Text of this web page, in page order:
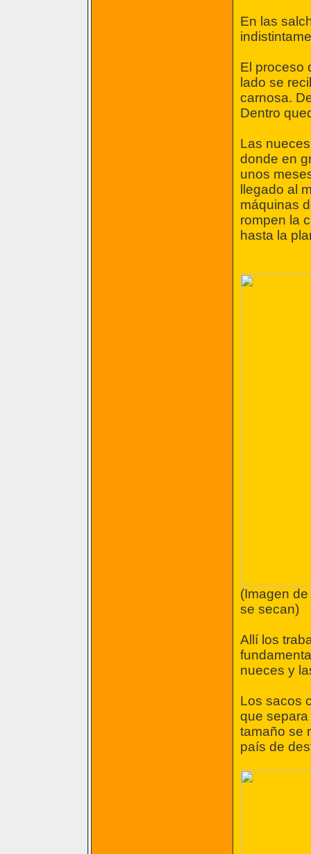
En las
El proceso
lado se
carnosa.
Dentro
Las
donde en
unos
llegado al
máquinas
rompen la
hasta la
(Imagen
se secan)
Allí los
nueces y
Los sacos
que
tamaño se
país de